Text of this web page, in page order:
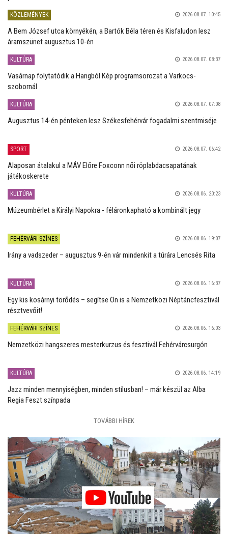
KÖZLEMÉNYEK 2026.08.07. 10:45
A Bem József utca környékén, a Bartók Béla téren és Kisfaludon lesz
áramszünet augusztus 10-én
KULTÚRA 2026.08.07. 08:37
Vasárnap folytatódik a Hangból Kép programsorozat a Varkocs-
szobornál
KULTÚRA 2026.08.07. 07:08
Augusztus 14-én pénteken lesz Székesfehérvár fogadalmi szentmiséje
SPORT 2026.08.07. 06:42
Alaposan átalakul a MÁV Előre Foxconn női röplabdacsapatának
játékoskerete
KULTÚRA 2026.08.06. 20:23
Múzeumbérlet a Királyi Napokra - féláronkapható a kombinált jegy
FEHÉRVÁRI SZÍNES 2026.08.06. 19:07
Irány a vadszeder – augusztus 9-én vár mindenkit a túrára Lencsés Rita
KULTÚRA 2026.08.06. 16:37
Egy kis kosárnyi törődés – segítse Ön is a Nemzetközi Néptáncfesztivál
résztvevőit!
FEHÉRVÁRI SZÍNES 2026.08.06. 16:03
Nemzetközi hangszeres mesterkurzus és fesztivál Fehérvárcsurgón
KULTÚRA 2026.08.06. 14:19
Jazz minden mennyiségben, minden stílusban! – már készül az Alba
Regia Feszt színpada
TOVÁBBI HÍREK